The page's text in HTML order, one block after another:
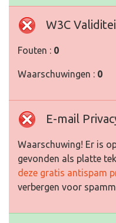
W3C
Fouten : 0
Waarschuwingen : 0
E-mail
Waarschuwing! Er is
gevonden als platte
deze gratis antispam
verbergen voor